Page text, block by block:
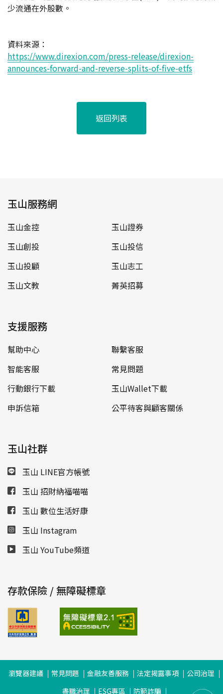
少流通在外股數。
資料來源：
https://www.direxion.com/press-release/direxion-
announces-forward-and-reverse-splits-of-five-etfs
返回列表
玉山服務網
玉山金控
玉山證券
玉山創投
玉山投信
玉山投顧
玉山志工
玉山文教
菁英招募
支援服務
幫助中心
聯繫客服
智能客服
常見問題
行動銀行下載
玉山Wallet下載
申訴信箱
公平待客與顧客關係
玉山社群
玉山 LINE官方帳號
玉山 招財納福喵喵
玉山 數位生活好康
玉山 Instagram
玉山 YouTube頻道
存款保險 / 無障礙標章
瀏覽器建議 常見問題 金融友善服務 法定揭露事項
公司治理
盡職治理
ESG專區 防範詐騙